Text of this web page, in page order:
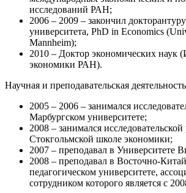
исследований РАН;
2006 – 2009 – закончил
университета, PhD in Economics
Mannheim);
2010 – Доктор экономических наук
экономики РАН).
Научная и преподавательская
2005 – 2006 – занимался
Марбургском университете;
2008 – занимался исследовательской
Стокгольмской школе экономики;
2007 – преподавал в Университете
2008 – преподавал в Восточно-
педагогическом университете,
сотрудником которого является с